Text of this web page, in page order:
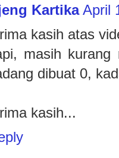
Kartika April
kasih atas
masih
dibuat 0,
kasih...